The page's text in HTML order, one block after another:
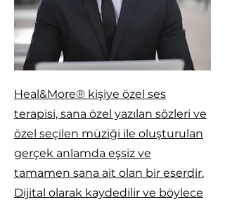
Heal&More® kişiye özel ses
terapisi, sana özel yazılan sözleri ve
özel seçilen müziği ile oluşturulan
gerçek anlamda eşsiz ve
tamamen sana ait olan bir eserdir.
Dijital olarak kaydedilir ve böylece